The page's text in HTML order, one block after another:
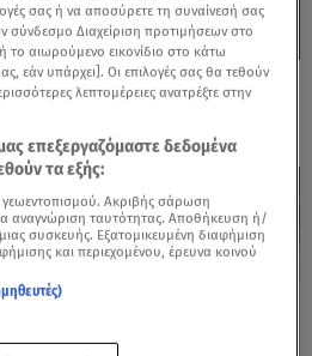
Live Music Venue
σας ή να αποσύρετε τη συναίνεσή σας
σύνδεσμο Διαχείριση προτιμήσεων στο
το αιωρούμενο εικονίδιο στο κάτω
εάν υπάρχει]. Οι επιλογές σας θα τεθούν
λεπτομέρειες ανατρέξτε στην
επεξεργαζόμαστε δεδομένα
τα εξής:
Ακριβής σάρωση
αναγνώριση ταυτότητας. Αποθήκευση ή/
συσκευής. Εξατομικευμένη διαφήμιση
και περιεχομένου, έρευνα κοινού